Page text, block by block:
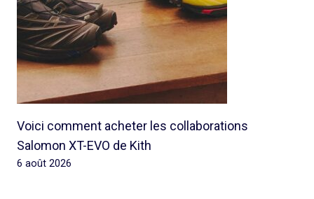
Voici comment acheter les collaborations
Salomon XT-EVO de Kith
6 août 2026